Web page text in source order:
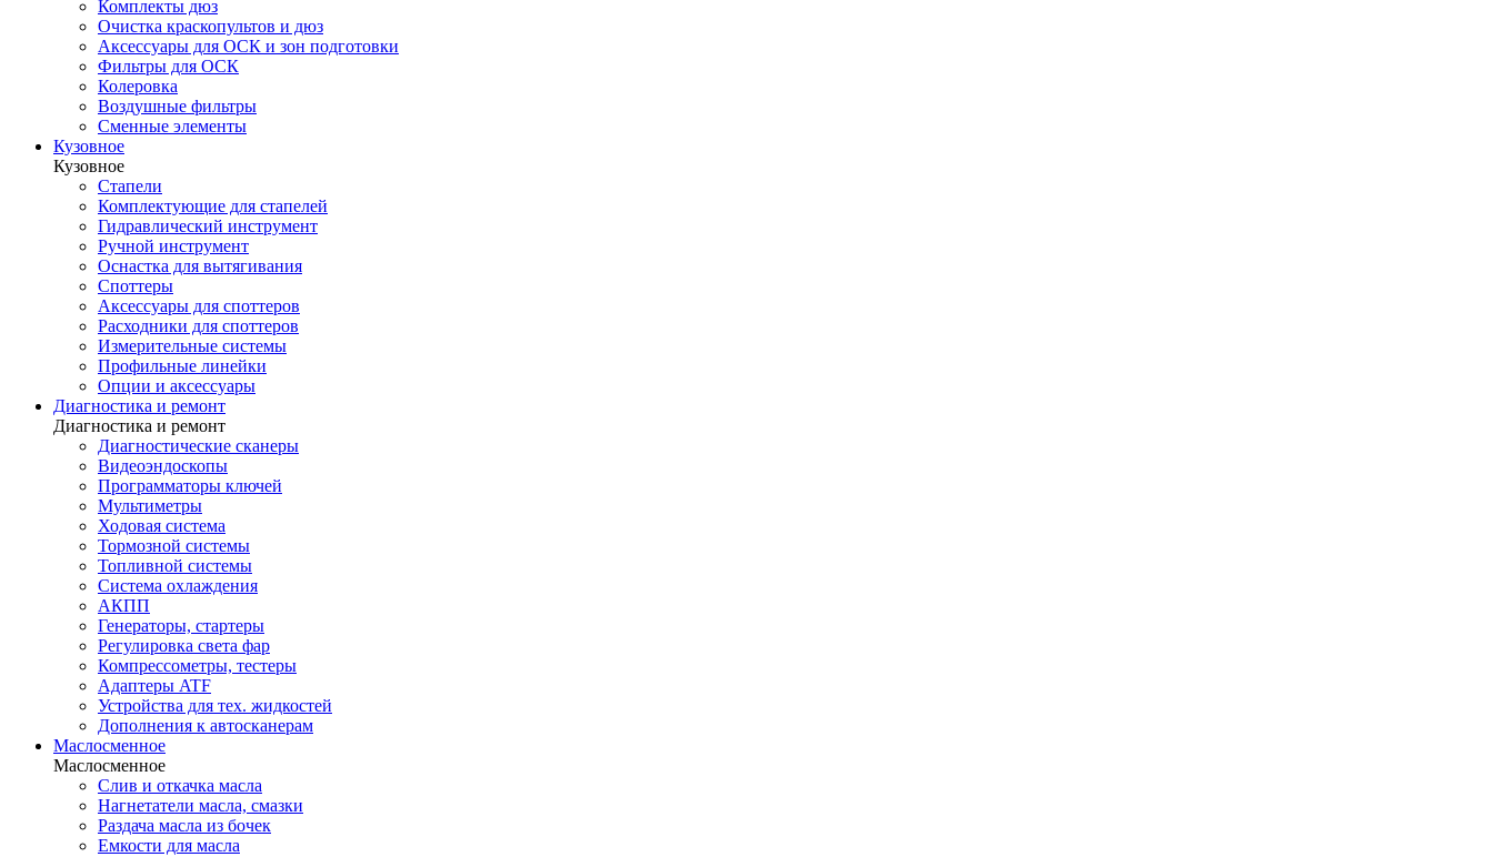
Комплекты дюз
Очистка краскопультов и дюз
Аксессуары для ОСК и зон подготовки
Фильтры для ОСК
Колеровка
Воздушные фильтры
Сменные элементы
Кузовное
Кузовное
Стапели
Комплектующие для стапелей
Гидравлический инструмент
Ручной инструмент
Оснастка для вытягивания
Споттеры
Аксессуары для споттеров
Расходники для споттеров
Измерительные системы
Профильные линейки
Опции и аксессуары
Диагностика и ремонт
Диагностика и ремонт
Диагностические сканеры
Видеоэндоскопы
Программаторы ключей
Мультиметры
Ходовая система
Тормозной системы
Топливной системы
Система охлаждения
АКПП
Генераторы, стартеры
Регулировка света фар
Компрессометры, тестеры
Адаптеры ATF
Устройства для тех. жидкостей
Дополнения к автосканерам
Маслосменное
Маслосменное
Слив и откачка масла
Нагнетатели масла, смазки
Раздача масла из бочек
Емкости для масла